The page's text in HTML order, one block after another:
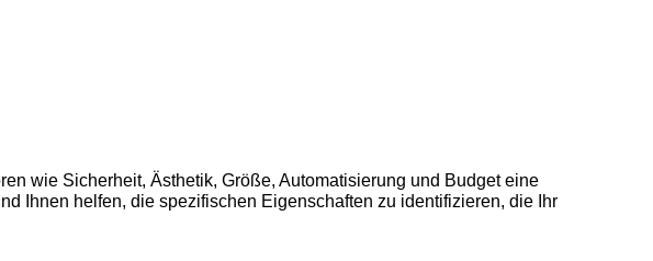
wie Sicherheit, Ästhetik, Größe, Automatisierung und Budget eine
Ihnen helfen, die spezifischen Eigenschaften zu identifizieren, die Ihr